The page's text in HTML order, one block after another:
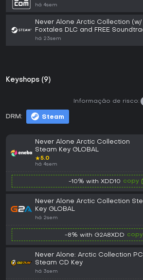
há 4sem
Never Alone Arctic Collection (w/
Foxtales DLC and FREE
há 23sem
Keyshops (9)
DRM: Steam
Informação de risco:
Never Alone Arctic Collection
Steam Key GLOBAL
★5.0
há 4sem
-10% with XDD10 copy
Never Alone Arctic Collection
Key GLOBAL
há 2sem
-8% with G2A8XDD copy
Never Alone: Arctic Collection PC
Steam CD Key
há 3sem